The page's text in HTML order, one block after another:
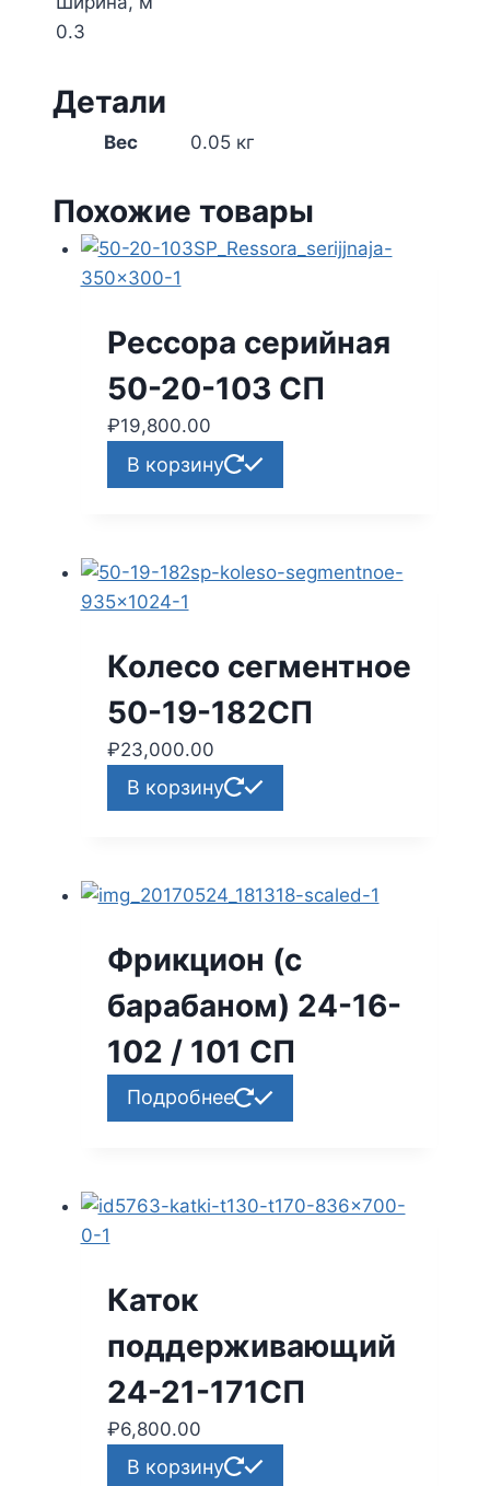
0.3
Детали
Вес 0.05 кг
Похожие товары
Рессора серийная
50-20-103 СП
₽19,800.00
В корзину
Колесо сегментное
50-19-182СП
₽23,000.00
В корзину
Фрикцион (с
барабаном) 24-16-
102 / 101 СП
Подробнее
Каток
поддерживающий
24-21-171СП
₽6,800.00
В корзину